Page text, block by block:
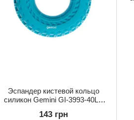
Эспандер кистевой кольцо
силикон Gemini GI-3993-40LB
143 грн